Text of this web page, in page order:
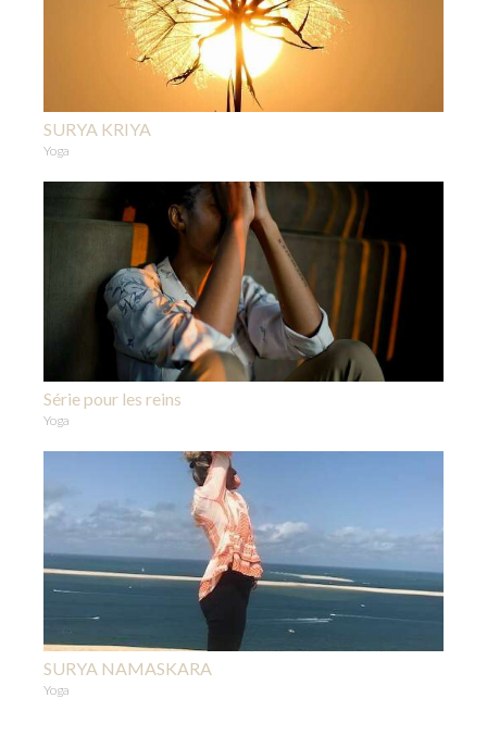
SURYA KRIYA
Yoga
Série pour les reins
Yoga
SURYA NAMASKARA
Yoga